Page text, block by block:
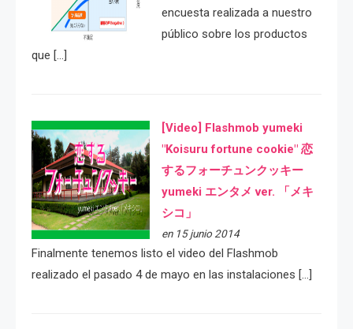
encuesta realizada a nuestro
público sobre los productos
que […]
[Video] Flashmob yumeki
"Koisuru fortune cookie" 恋
するフォーチュンクッキー
yumeki エンタメ ver. 「メキ
シコ」
en 15 junio 2014
Finalmente tenemos listo el video del Flashmob
realizado el pasado 4 de mayo en las instalaciones […]